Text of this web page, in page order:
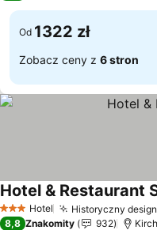
Od 1322 zł
Zobacz ceny z 6 stron
3 Kategoria
Hotel Historyczny
Hotel & Restaurant
8,8 Znakomity 932